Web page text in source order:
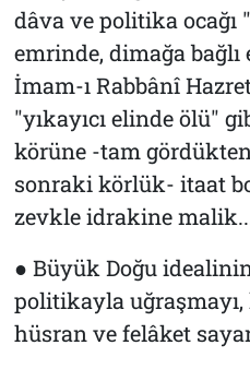
dâva ve politika ocağı
emrinde, dimağa
İmam-ı Rabbânî
"yıkayıcı elinde ölü"
körüne -tam
sonraki körlük- itaat
zevkle idrakine
● Büyük Doğu
politikayla uğraşmayı,
hüsran ve felâket